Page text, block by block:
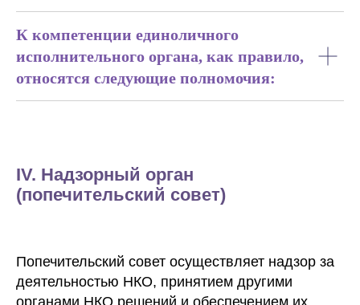
К компетенции единоличного
исполнительного органа, как правило,
относятся следующие полномочия:
IV. Надзорный орган
(попечительский совет)
Попечительский совет осуществляет надзор за
деятельностью НКО, принятием другими
органами НКО решений и обеспечением их